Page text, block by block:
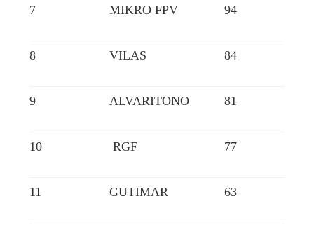
7 MIKRO FPV 94
8 VILAS 84
9 ALVARITONO 81
10 RGF 77
11 GUTIMAR 63